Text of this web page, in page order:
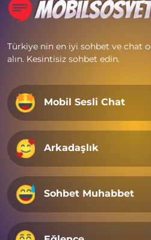
Türkiye nin en iyi sohbet ve chat
alın. Kesintisiz sohbet edin.
Mobil Sesli Chat
Arkadaşlık
Sohbet Muhabbet